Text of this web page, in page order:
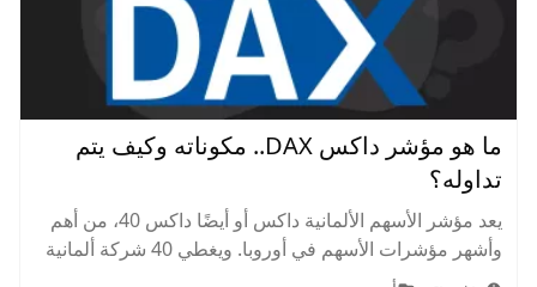
ما هو مؤشر داكس DAX.. مكوناته وكيف يتم
تداوله؟
يعد مؤشر الأسهم الألمانية داكس أو أيضًا داكس 40، من أهم
وأشهر مؤشرات الأسهم في أوروبا. ويغطي 40 شركة ألمانية
ذات أعلى تقييمات للأسهم، ويظهر، باستخدام مؤشر واحد،